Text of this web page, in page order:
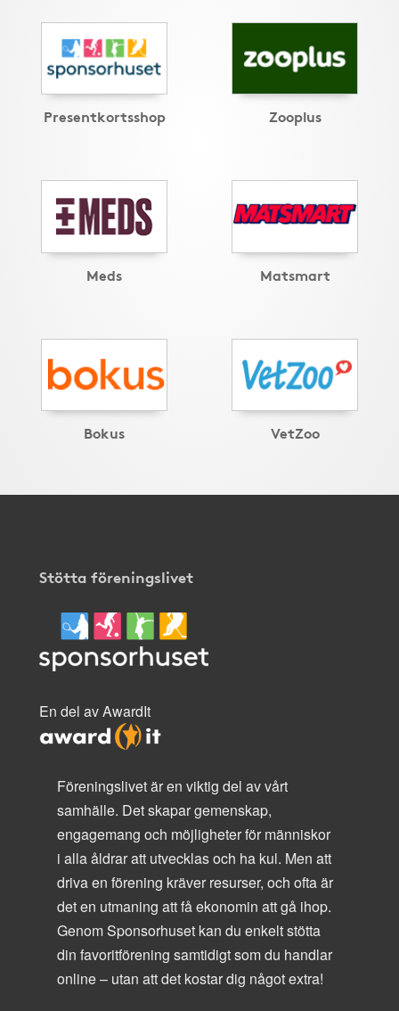
Presentkortsshop Zooplus
Meds Matsmart
Bokus VetZoo
Stötta föreningslivet
En del av AwardIt
Föreningslivet är en viktig del av vårt
samhälle. Det skapar gemenskap,
engagemang och möjligheter för människor
i alla åldrar att utvecklas och ha kul. Men att
driva en förening kräver resurser, och ofta är
det en utmaning att få ekonomin att gå ihop.
Genom Sponsorhuset kan du enkelt stötta
din favoritförening samtidigt som du handlar
online – utan att det kostar dig något extra!